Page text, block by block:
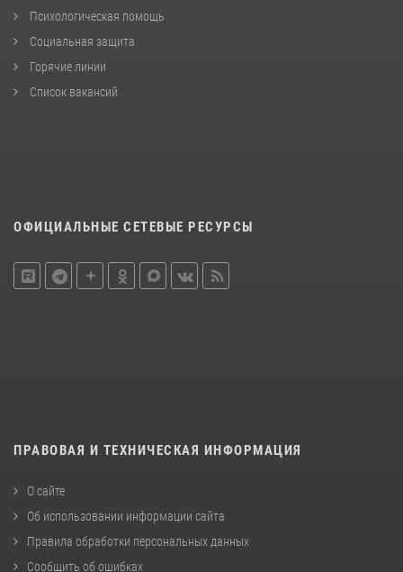
Психологическая помощь
Социальная защита
Горячие линии
Список вакансий
ОФИЦИАЛЬНЫЕ СЕТЕВЫЕ РЕСУРСЫ
ПРАВОВАЯ И ТЕХНИЧЕСКАЯ ИНФОРМАЦИЯ
О сайте
Об использовании информации сайта
Правила обработки персональных данных
Сообщить об ошибках